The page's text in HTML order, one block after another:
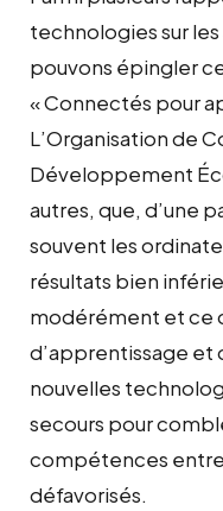
technologies sur
pouvons épingler
« Connectés pour
L’Organisation de
Développement
autres, que, d’une
souvent les
résultats bien
modérément et ce
d’apprentissage et
nouvelles
secours pour
compétences
défavorisés.